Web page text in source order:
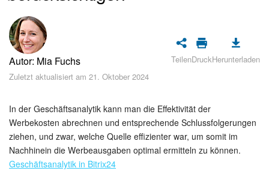
Sicherheit
Womit fangen Sie an?
Feed
Aufgaben und Projekte
KI-Projekte
Autor: Mia Fuchs
Zuletzt aktualisiert am 21. Oktober 2024
TeilenDruckHerunterladen
In der Geschäftsanalytik kann man die Effektivität der
Werbekosten abrechnen und entsprechende Schlussfolgerungen
ziehen, und zwar, welche Quelle effizienter war, um somit im
Nachhinein die Werbeausgaben optimal ermitteln zu können.
Geschäftsanalytik in Bitrix24